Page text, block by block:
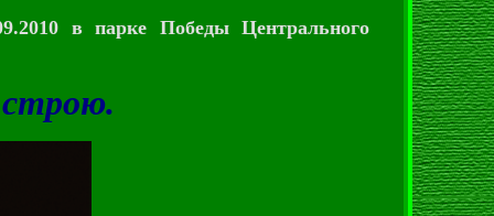
в парке Победы Центрального